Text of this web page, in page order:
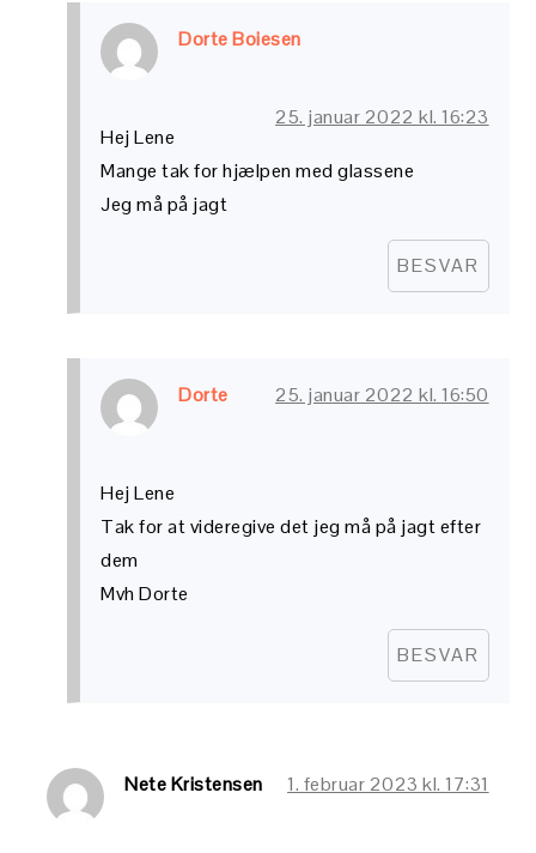
Dorte Boiesen
25. januar 2022 kl. 16:23
Hej Lene
Mange tak for hjælpen med glassene
Jeg må på jagt
BESVAR
Dorte 25. januar 2022 kl. 16:50
Hej Lene
Tak for at videregive det jeg må på jagt efter
dem
Mvh Dorte
BESVAR
Nete Kristensen 1. februar 2023 kl. 17:31